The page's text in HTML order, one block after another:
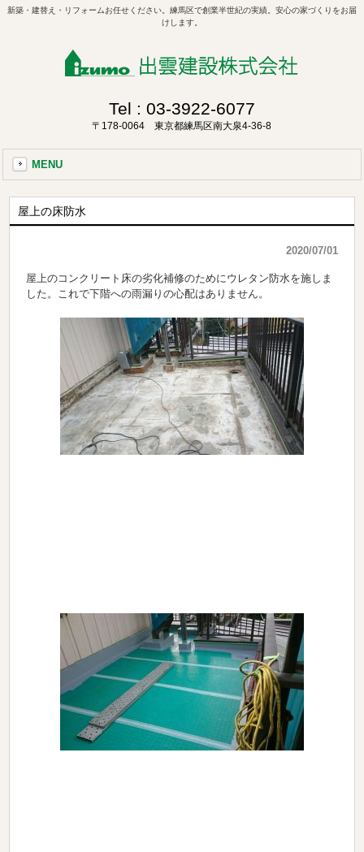
新築・建替え・リフォームお任せください。練馬区で創業半世紀の実績。安心の家づくりをお届
けします。
Tel : 03-3922-6077
〒178-0064 東京都練馬区南大泉4-36-8
MENU
屋上の床防水
2020/07/01
屋上のコンクリート床の劣化補修のためにウレタン防水を施しま
した。これで下階への雨漏りの心配はありません。